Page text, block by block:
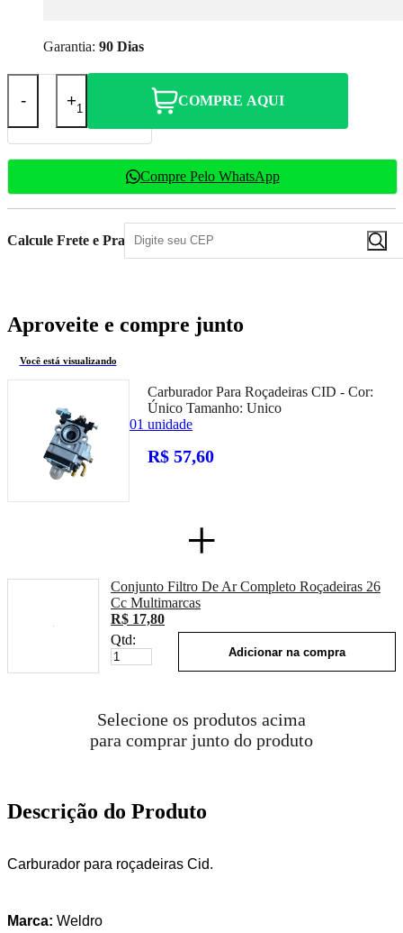
Garantia: 90 Dias
- + COMPRE AQUI
Compre Pelo WhatsApp
Calcule Frete e Prazo
Aproveite e compre junto
Você está visualizando
Carburador Para Roçadeiras CID - Cor:
Único Tamanho: Unico
01 unidade
R$ 57,60
+
Conjunto Filtro De Ar Completo Roçadeiras 26
Cc Multimarcas
R$ 17,80
Qtd:
Adicionar na compra
Selecione os produtos acima
para comprar junto do produto
Descrição do Produto
Carburador para roçadeiras Cid.
Marca: Weldro